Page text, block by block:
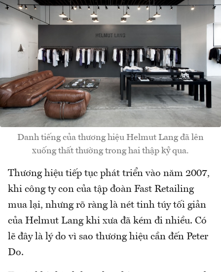
Danh tiếng của thương hiệu Helmut Lang đã lên
xuống thất thường trong hai thập kỷ qua.
Thương hiệu tiếp tục phát triển vào năm 2007,
khi công ty con của tập đoàn Fast Retailing
mua lại, nhưng rõ ràng là nét tinh túy tối giản
của Helmut Lang khi xưa đã kém đi nhiều. Có
lẽ đây là lý do vì sao thương hiệu cần đến Peter
Do.